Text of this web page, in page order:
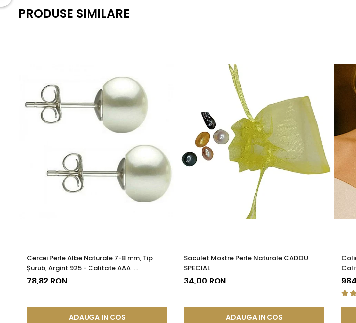
este un brand european de bijuterii premium, cu marcă înregistrată în 27 de țări.
metale prețioase certificate. Fiecare bijuterie cu perle este însoțită de un certificat de
Aceșticercei cu perle lavandă sunt o invitație la delicatețe – o alegere care inspiră și încântă
Fie că te pregătești pentru un eveniment special sau pur și simplu vrei să te simți minunat,
PRODUSE SIMILARE
Cercei Perle Albe Naturale 7-8 mm, Tip
Șurub, Argint 925 - Calitate AAA |
KASKADDA®
78,82 RON
ADAUGA IN COS
Saculet Mostre Perle Naturale CADOU
SPECIAL
34,00 RON
ADAUGA IN COS